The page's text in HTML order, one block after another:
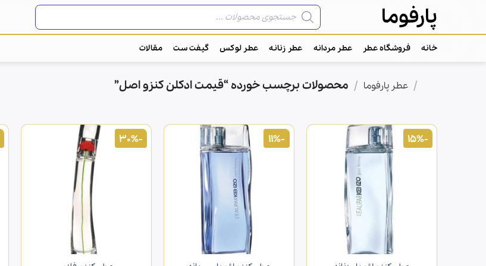
content
پارفوما جستجوی
محصولات
خانه فروشگاه عطر عطر مردانه عطر زنانه عطر لوکس گیفت ست مقالات
/ عطر پارفوما / محصولات برچسب خورده “قیمت ادکلن کنزو اصل”
-15%
-11%
-30%